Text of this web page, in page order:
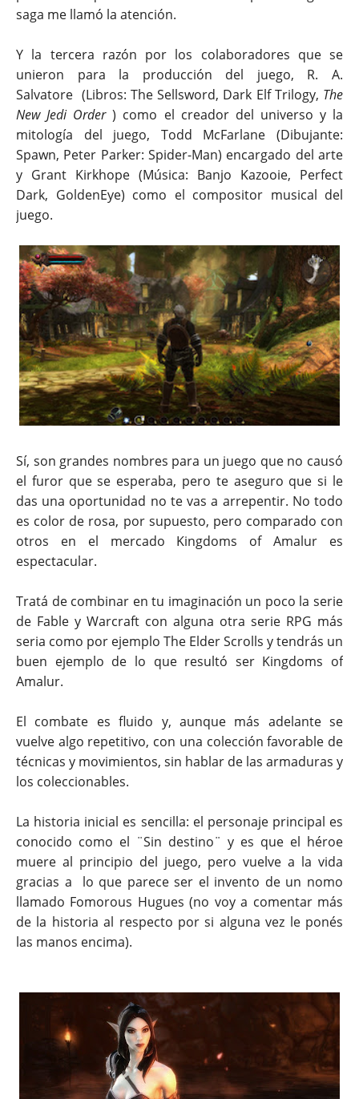
saga me llamó la atención.
Y la tercera razón por los colaboradores que se
unieron para la producción del juego, R. A.
Salvatore (Libros: The Sellsword, Dark Elf Trilogy, The
New Jedi Order) como el creador del universo y la
mitología del juego, Todd McFarlane (Dibujante:
Spawn, Peter Parker: Spider-Man) encargado del arte
y Grant Kirkhope (Música: Banjo Kazooie, Perfect
Dark, GoldenEye) como el compositor musical del
juego.
Sí, son grandes nombres para un juego que no causó
el furor que se esperaba, pero te aseguro que si le
das una oportunidad no te vas a arrepentir. No todo
es color de rosa, por supuesto, pero comparado con
otros en el mercado Kingdoms of Amalur es
espectacular.
Tratá de combinar en tu imaginación un poco la serie
de Fable y Warcraft con alguna otra serie RPG más
seria como por ejemplo The Elder Scrolls y tendrás un
buen ejemplo de lo que resultó ser Kingdoms of
Amalur.
El combate es fluido y, aunque más adelante se
vuelve algo repetitivo, con una colección favorable de
técnicas y movimientos, sin hablar de las armaduras y
los coleccionables.
La historia inicial es sencilla: el personaje principal es
conocido como el ¨Sin destino¨ y es que el héroe
muere al principio del juego, pero vuelve a la vida
gracias a lo que parece ser el invento de un nomo
llamado Fomorous Hugues (no voy a comentar más
de la historia al respecto por si alguna vez le ponés
las manos encima).